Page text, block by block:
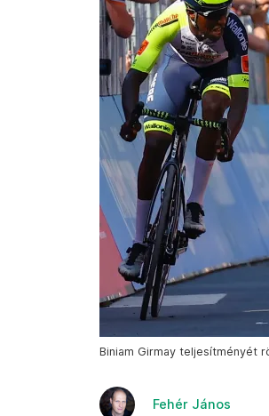
Biniam Girmay teljesítményét
Fehér János